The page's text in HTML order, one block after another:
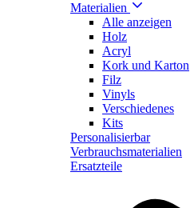
Materialien
Alle anzeigen
Holz
Acryl
Kork und Karton
Filz
Vinyls
Verschiedenes
Kits
Personalisierbar
Verbrauchsmaterialien
Ersatzteile